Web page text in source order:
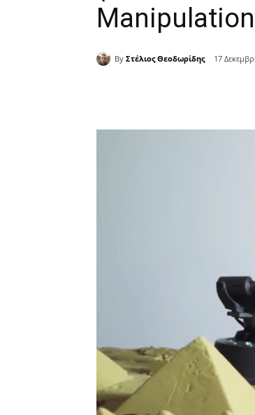
By Στέλιος Θεοδωρίδης 17